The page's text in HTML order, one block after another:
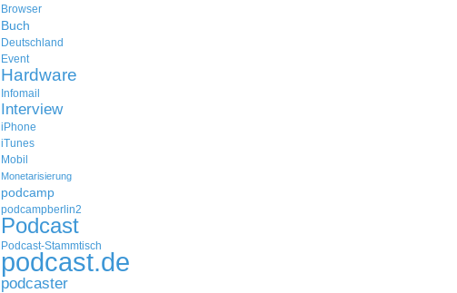
Browser
Buch
Deutschland
Event
Hardware
Infomail
Interview
iPhone
iTunes
Mobil
Monetarisierung
podcamp
podcampberlin2
Podcast
Podcast-Stammtisch
podcast.de
podcaster